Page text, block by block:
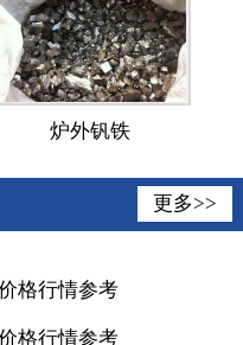
炉外钒铁
更多>>
格行情参考
格行情参考